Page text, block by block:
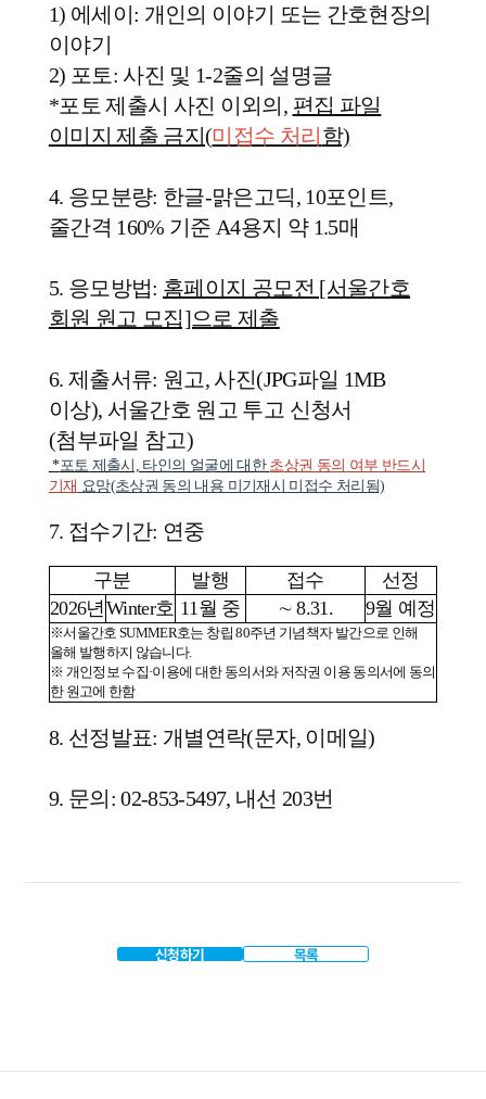
1) 에세이: 개인의 이야기 또는 간호현장의
이야기
2) 포토: 사진 및 1-2줄의 설명글
*포토 제출시 사진 이외의, 편집 파일
이미지 제출 금지(미접수 처리 함)
4. 응모분량: 한글-맑은고딕, 10포인트,
줄간격 160% 기준 A4용지 약 1.5매
5. 응모방법: 홈페이지 공모전 [서울간호
회원 원고 모집]으로 제출
6. 제출서류: 원고, 사진(JPG파일 1MB
이상), 서울간호 원고 투고 신청서
(첨부파일 참고)
*포토 제출시, 타인의 얼굴에 대한 초상권 동의 여부 반드시
기재 요망(초상권 동의 내용 미기재시 미접수 처리됨)
7. 접수기간: 연중
구분 발행 접수
선정
2026년Winter호 11월 중 ∼ 8.31. 9월 예정
※서울간호 SUMMER호는 창립 80주년 기념책자 발간으로 인해
올해 발행하지 않습니다.
※ 개인정보 수집·이용에 대한 동의서와 저작권 이용 동의서에 동의
한 원고에 한함
8. 선정발표: 개별연락(문자, 이메일)
9. 문의: 02-853-5497, 내선 203번
신청하기 목록